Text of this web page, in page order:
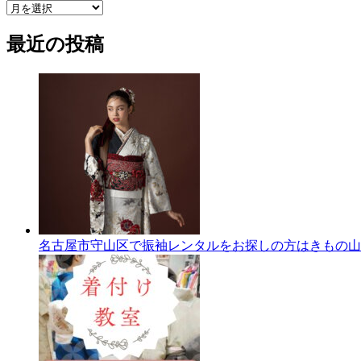
ア
カ
イ
最近の投稿
名古屋市守山区で振袖レンタルをお探しの方はきもの